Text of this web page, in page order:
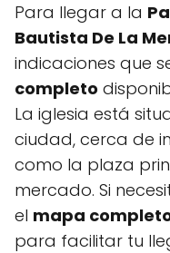
Para llegar a la
Bautista De La
indicaciones que
completo
La iglesia está
ciudad, cerca de
como la plaza
mercado. Si
el mapa
para facilitar tu